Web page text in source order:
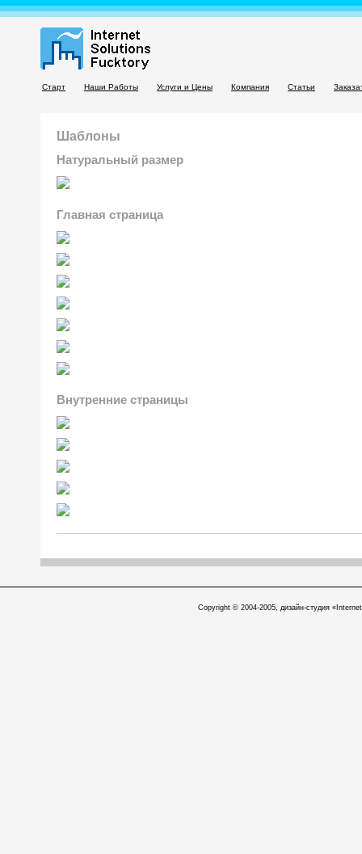
Старт Наши Работы Услуги и Цены Компания Статьи
Шаблоны
Натуральный размер
Главная страница
Внутренние страницы
Copyright © 2004-2005, дизайн-студия